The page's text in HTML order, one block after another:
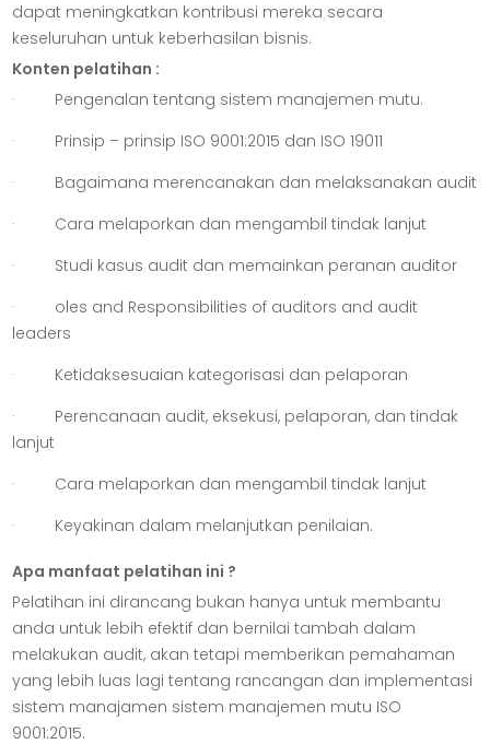
dapat meningkatkan kontribusi mereka secara
keseluruhan untuk keberhasilan bisnis.
Konten pelatihan :
· Pengenalan tentang sistem manajemen mutu.
· Prinsip – prinsip ISO 9001:2015 dan ISO 19011
· Bagaimana merencanakan dan melaksanakan audit
· Cara melaporkan dan mengambil tindak lanjut
· Studi kasus audit dan memainkan peranan auditor
· oles and Responsibilities of auditors and audit
leaders
· Ketidaksesuaian kategorisasi dan pelaporan
· Perencanaan audit, eksekusi, pelaporan, dan tindak
lanjut
· Cara melaporkan dan mengambil tindak lanjut
· Keyakinan dalam melanjutkan penilaian.
Apa manfaat pelatihan ini ?
Pelatihan ini dirancang bukan hanya untuk membantu
anda untuk lebih efektif dan bernilai tambah dalam
melakukan audit, akan tetapi memberikan pemahaman
yang lebih luas lagi tentang rancangan dan implementasi
sistem manajamen sistem manajemen mutu ISO
9001:2015.